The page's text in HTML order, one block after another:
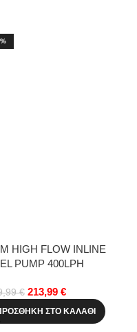
HIGH FLOW INLINE
PUMP 400LPH
€ 213,99 €
ΣΤΟ ΚΑΛΆΘΙ